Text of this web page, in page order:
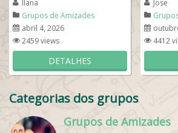
e façam ...
Ilana
Grupos de Amizades
abril 4, 2026
2459 views
DETALHES
pode
Jose
4412
Categorias dos grupos
Grupos de Amizades